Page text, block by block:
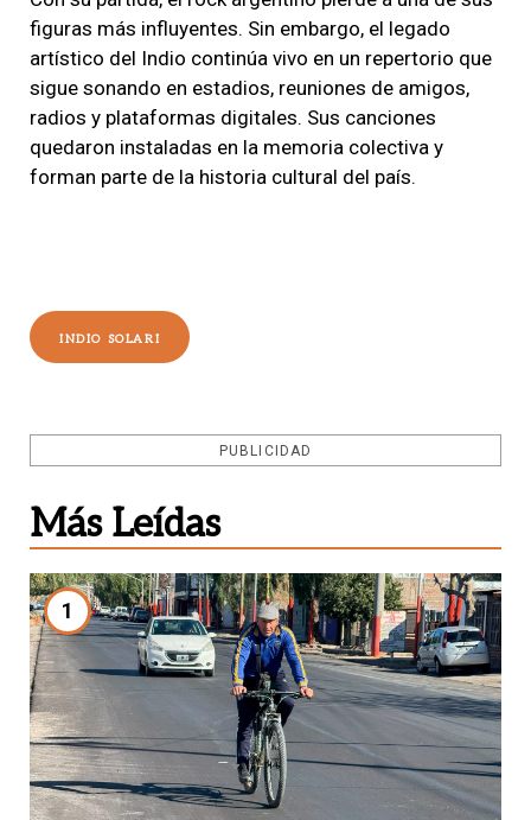
figuras más influyentes. Sin embargo, el legado
artístico del Indio continúa vivo en un repertorio que
sigue sonando en estadios, reuniones de amigos,
radios y plataformas digitales. Sus canciones
quedaron instaladas en la memoria colectiva y
forman parte de la historia cultural del país.
INDIO SOLARI
PUBLICIDAD
Más Leídas
1